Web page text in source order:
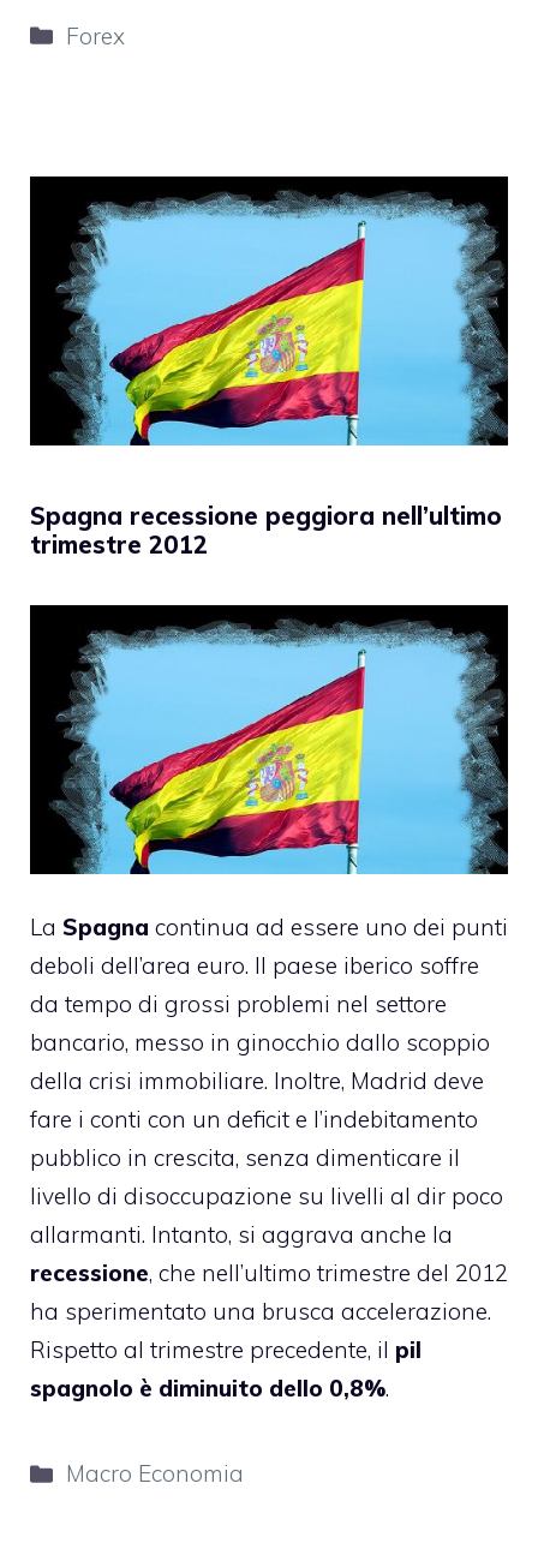
Categorie
Forex
Spagna recessione peggiora nell’ultimo
trimestre 2012
La Spagna continua ad essere uno dei punti
deboli dell’area euro. Il paese iberico soffre
da tempo di grossi problemi nel settore
bancario, messo in ginocchio dallo scoppio
della crisi immobiliare. Inoltre, Madrid deve
fare i conti con un deficit e l’indebitamento
pubblico in crescita, senza dimenticare il
livello di disoccupazione su livelli al dir poco
allarmanti. Intanto, si aggrava anche la
recessione, che nell’ultimo trimestre del 2012
ha sperimentato una brusca accelerazione.
Rispetto al trimestre precedente, il pil
spagnolo è diminuito dello 0,8%.
Categorie
Macro Economia